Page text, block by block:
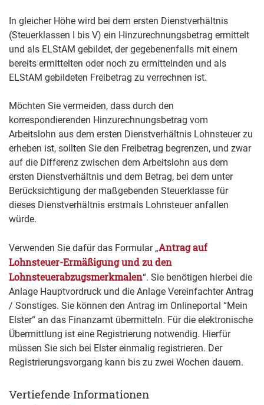
In gleicher Höhe wird bei dem ersten Dienstverhältnis
(Steuerklassen I bis V) ein Hinzurechnungsbetrag ermittelt
und als ELStAM gebildet, der gegebenenfalls mit einem
bereits ermittelten oder noch zu ermittelnden und als
ELStAM gebildeten Freibetrag zu verrechnen ist.
Möchten Sie vermeiden, dass durch den
korrespondierenden Hinzurechnungsbetrag vom
Arbeitslohn aus dem ersten Dienstverhältnis Lohnsteuer zu
erheben ist, sollten Sie den Freibetrag begrenzen, und zwar
auf die Differenz zwischen dem Arbeitslohn aus dem
ersten Dienstverhältnis und dem Betrag, bei dem unter
Berücksichtigung der maßgebenden Steuerklasse für
dieses Dienstverhältnis erstmals Lohnsteuer anfallen
würde.
Verwenden Sie dafür das Formular „Antrag auf
Lohnsteuer-Ermäßigung und zu den
Lohnsteuerabzugsmerkmalen“. Sie benötigen hierbei die
Anlage Hauptvordruck und die Anlage Vereinfachter Antrag
/ Sonstiges. Sie können den Antrag im Onlineportal “Mein
Elster“ an das Finanzamt übermitteln. Für die elektronische
Übermittlung ist eine Registrierung notwendig. Hierfür
müssen Sie sich bei Elster einmalig registrieren. Der
Registrierungsvorgang kann bis zu zwei Wochen dauern.
Vertiefende Informationen